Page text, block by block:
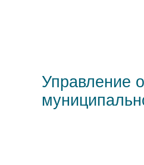
Управление